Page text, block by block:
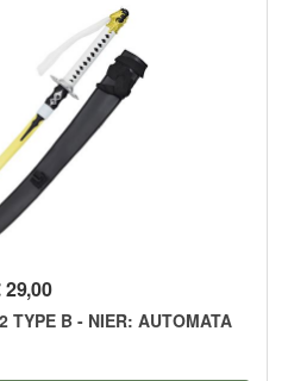
29,00
TYPE B - NIER: AUTOMATA